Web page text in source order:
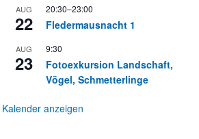
AUG
22
20:30–23:00
Fledermausnacht 1
AUG
23
9:30
Fotoexkursion Landschaft,
Vögel, Schmetterlinge
Kalender anzeigen